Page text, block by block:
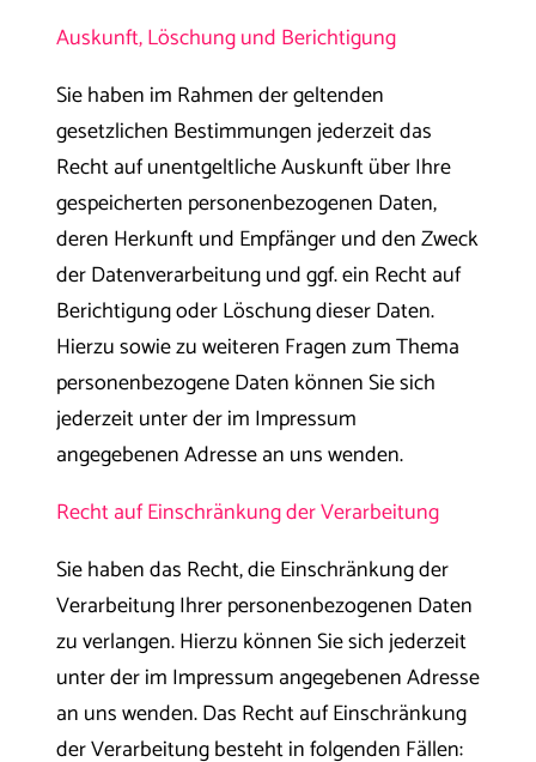
Auskunft, Löschung und Berichtigung
Sie haben im Rahmen der geltenden
gesetzlichen Bestimmungen jederzeit das
Recht auf unentgeltliche Auskunft über Ihre
gespeicherten personenbezogenen Daten,
deren Herkunft und Empfänger und den Zweck
der Datenverarbeitung und ggf. ein Recht auf
Berichtigung oder Löschung dieser Daten.
Hierzu sowie zu weiteren Fragen zum Thema
personenbezogene Daten können Sie sich
jederzeit unter der im Impressum
angegebenen Adresse an uns wenden.
Recht auf Einschränkung der Verarbeitung
Sie haben das Recht, die Einschränkung der
Verarbeitung Ihrer personenbezogenen Daten
zu verlangen. Hierzu können Sie sich jederzeit
unter der im Impressum angegebenen Adresse
an uns wenden. Das Recht auf Einschränkung
der Verarbeitung besteht in folgenden Fällen: